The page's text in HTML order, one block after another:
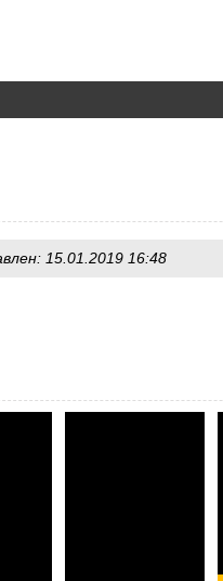
15.01.2019 16:48